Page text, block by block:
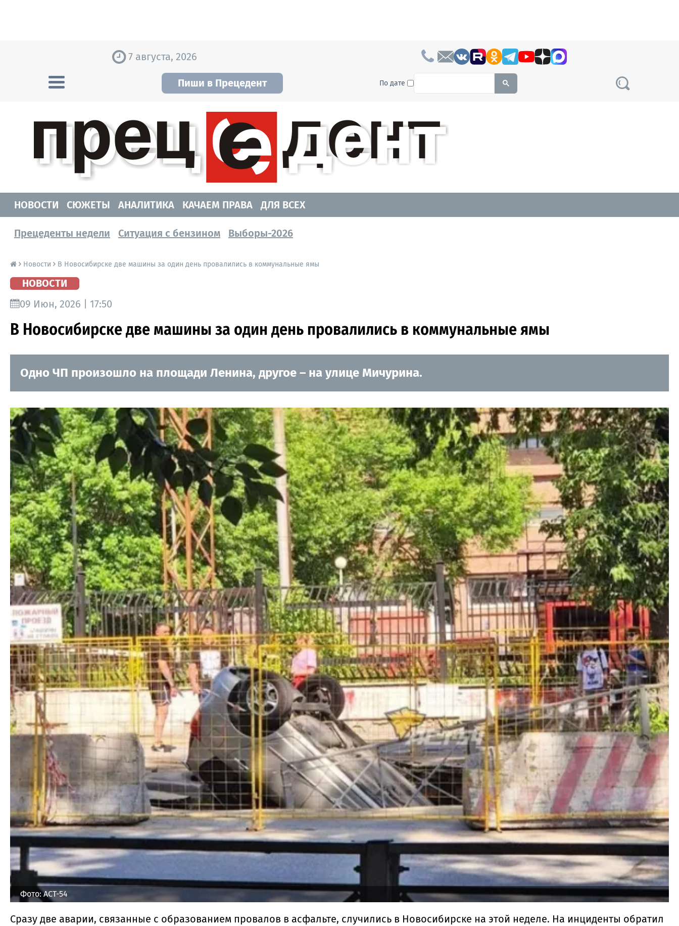
7 августа, 2026
Пиши в Прецедент По дате To search this site, enter a search term
НОВОСТИ
СЮЖЕТЫ АНАЛИТИКА КАЧАЕМ ПРАВА ДЛЯ ВСЕХ
Прецеденты недели Ситуация с бензином Выборы-2026
Новости В Новосибирске две машины за один день провалились в коммунальные ямы
НОВОСТИ
09 Июн, 2026 | 17:50
В Новосибирске две машины за один день провалились в коммунальные ямы
Одно ЧП произошло на площади Ленина, другое – на улице Мичурина.
Фото: АСТ-54
Сразу две аварии, связанные с образованием провалов в асфальте, случились в Новосибирске на этой неделе. На инциденты обратил